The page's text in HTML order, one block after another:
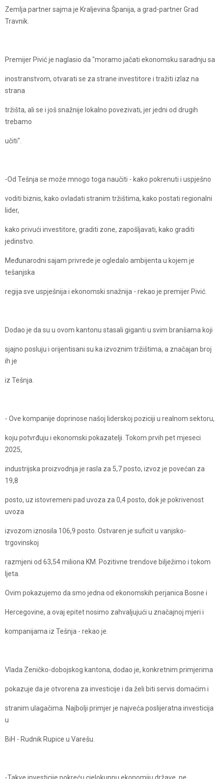
Zemlja partner sajma je Kraljevina Španija, a grad-partner Grad
Travnik.
Premijer Pivić je naglasio da "moramo jačati ekonomsku saradnju sa
inostranstvom, otvarati se za strane investitore i tražiti izlaz na
strana
tržišta, ali se i još snažnije lokalno povezivati, jer jedni od drugih
trebamo
učiti".
-Od Tešnja se može mnogo toga naučiti - kako pokrenuti i uspješno
voditi biznis, kako ovladati stranim tržištima, kako postati regionalni
lider,
kako privući investitore, graditi zone, zapošljavati, kako graditi
jedinstvo.
Međunarodni sajam privrede je ogledalo ambijenta u kojem je
tešanjska
regija sve uspješnija i ekonomski snažnija - rekao je premijer Pivić.
Dodao je da su u ovom kantonu stasali giganti u svim branšama koji
sjajno posluju i orijentisani su ka izvoznim tržištima, a značajan broj
ih je
iz Tešnja.
- Ove kompanije doprinose našoj liderskoj poziciji u realnom sektoru,
koju potvrđuju i ekonomski pokazatelji. Tokom prvih pet mjeseci
2025,
industrijska proizvodnja je rasla za 5,7 posto, izvoz je povećan za
19,8
posto, uz istovremeni pad uvoza za 0,4 posto, dok je pokrivenost
uvoza
izvozom iznosila 106,9 posto. Ostvaren je suficit u vanjsko-
trgovinskoj
razmjeni od 63,54 miliona KM. Pozitivne trendove bilježimo i tokom
ljeta.
Ovim pokazujemo da smo jedna od ekonomskih perjanica Bosne i
Hercegovine, a ovaj epitet nosimo zahvaljujući u značajnoj mjeri i
kompanijama iz Tešnja - rekao je.
Vlada Zeničko-dobojskog kantona, dodao je, konkretnim primjerima
pokazuje da je otvorena za investicije i da želi biti servis domaćim i
stranim ulagačima. Najbolji primjer je najveća poslijeratna investicija
u
BiH - Rudnik Rupice u Varešu.